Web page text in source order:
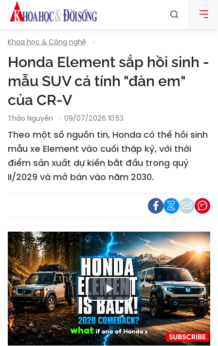
Khoa học & Công nghệ
Honda Element sắp hồi sinh -
mẫu SUV cá tính "đàn em"
của CR-V
Thảo Nguyễn 09/07/2026 10:53
Theo một số nguồn tin, Honda có thể hồi sinh
mẫu xe Element vào cuối thập kỷ, với thời
điểm sản xuất dự kiến bắt đầu trong quý
II/2029 và mở bán vào năm 2030.
Play
Video